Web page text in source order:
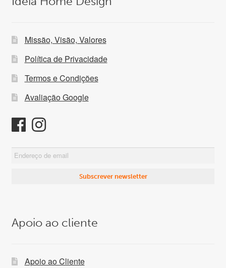
Missão, Visão, Valores
Política de Privacidade
Termos e Condições
Avaliação Google
Apoio ao cliente
Apoio ao Cliente